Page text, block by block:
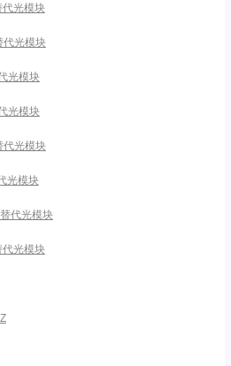
光模块
代光模块
光模块
光模块
代光模块
光模块
代光模块
光模块